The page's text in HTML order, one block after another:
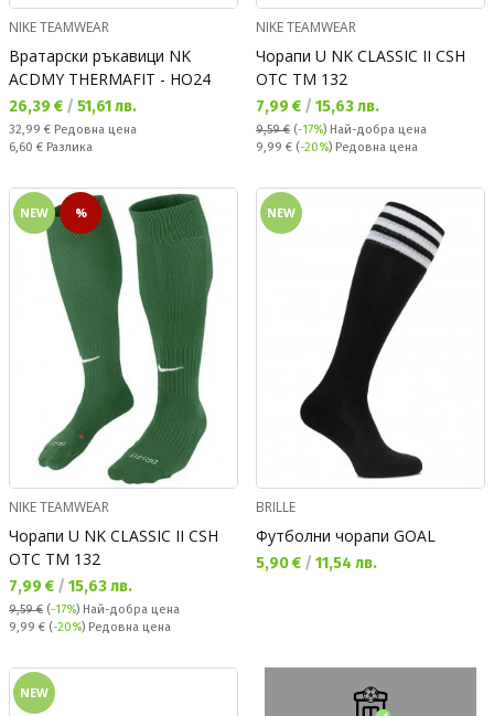
NIKE TEAMWEAR
Вратарски ръкавици NK
ACDMY THERMAFIT - HO24
Текуща цена:
26,39 € / 51,61 лв.
Редовна цена:
32,99 € Редовна цена
Спестявате:
6,60 € Разлика
NIKE TEAMWEAR
Чорапи U NK CLASSIC II CSH
OTC TM 132
Текуща цена:
7,99 € / 15,63 лв.
9,59 € (-17%) Най-добра цена
Редовна цена:
9,99 € (-20%) Редовна цена
NEW %
NIKE TEAMWEAR
Чорапи U NK CLASSIC II CSH
OTC TM 132
Текуща цена:
7,99 € / 15,63 лв.
9,59 € (-17%) Най-добра цена
Редовна цена:
9,99 € (-20%) Редовна цена
NEW
BRILLE
Футболни чорапи GOAL
Текуща цена:
5,90 € / 11,54 лв.
NEW